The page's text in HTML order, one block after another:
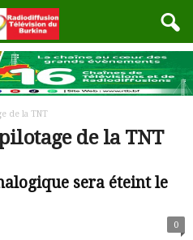
de la TNT
de la TNT
sera éteint le
0